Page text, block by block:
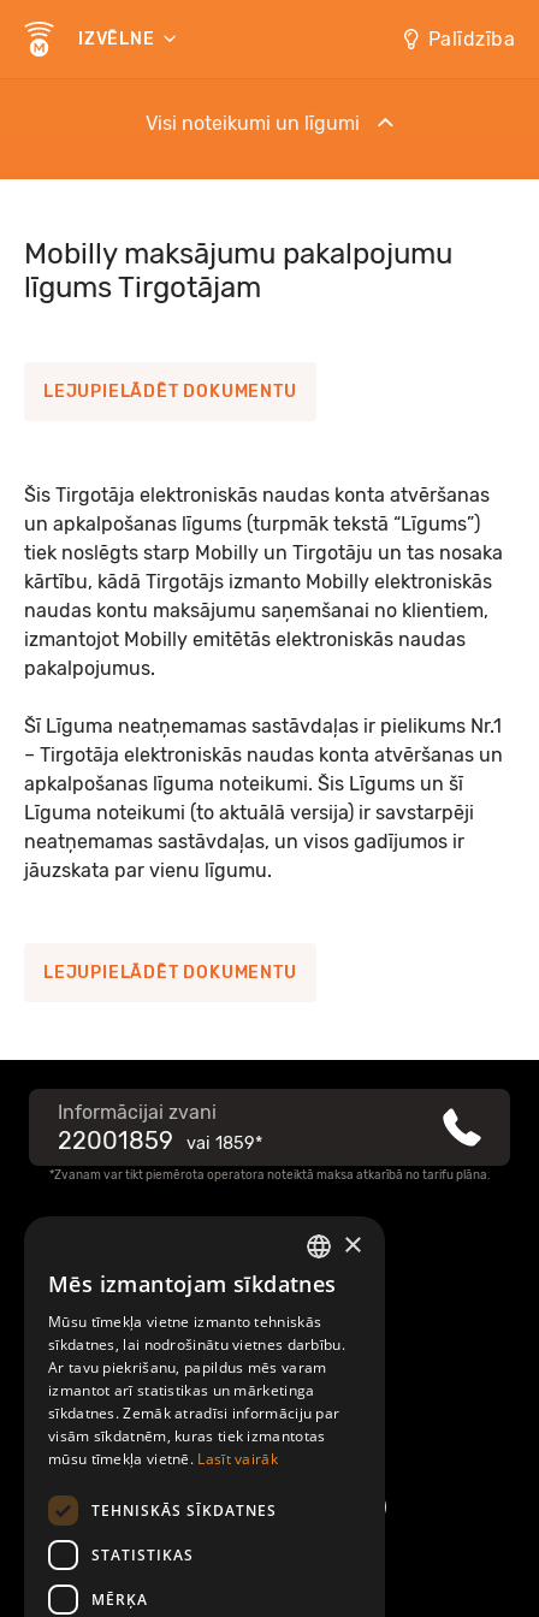
IZVĒLNE Palīdzība
Visi noteikumi un līgumi
Distances līgums launaga apmaksai, Rīga
Mobilly elektroniskās naudas konta atvēršanas un
Mobilly pakalpojumu lietošanas noteikumi
Mobilly maksājumu pakalpojumu līgums
(uzņēmumiem)
Mobilly maksājumu pakalpojumu līguma noteikumi
Mobilly naudas izmaksas veidlapa uzņēmumiem
Tirgotāja līgums
atvēršanas un apkalpošanas noteikumi
Mobilly sadarbības partnera anketa
Informācija par sīkdatņu (cookies) izmantošanu
Pēcapmaksas pakalpojuma saņemšanas noteikumi
Datu subjekta pieprasījuma veidlapa
Mobilly naudas izmaksas veidlapa
Mobilly konta slēgšanas veidlapa
Mobilly maksājumu pakalpojumu
līgums Tirgotājam
LEJUPIELĀDĒT DOKUMENTU
Šis Tirgotāja elektroniskās naudas konta atvēršanas
un apkalpošanas līgums (turpmāk tekstā “Līgums”)
tiek noslēgts starp Mobilly un Tirgotāju un tas nosaka
kārtību, kādā Tirgotājs izmanto Mobilly elektroniskās
naudas kontu maksājumu saņemšanai no klientiem,
izmantojot Mobilly emitētās elektroniskās naudas
pakalpojumus.
Šī Līguma neatņemamas sastāvdaļas ir pielikums Nr.1
– Tirgotāja elektroniskās naudas konta atvēršanas un
apkalpošanas līguma noteikumi. Šis Līgums un šī
Līguma noteikumi (to aktuālā versija) ir savstarpēji
neatņemamas sastāvdaļas, un visos gadījumos ir
jāuzskata par vienu līgumu.
LEJUPIELĀDĒT DOKUMENTU
Informācijai zvani
22001859 vai 1859*
*Zvanam var tikt piemērota operatora noteiktā maksa atkarībā no tarifu plāna.
Par Mobilly
Noteikumi un līgumi
Kontakti
LATVIAN
ENGLISH
×
Mēs izmantojam sīkdatnes
Mūsu tīmekļa vietne izmanto tehniskās
sīkdatnes, lai nodrošinātu vietnes darbību.
Ar tavu piekrišanu, papildus mēs varam
izmantot arī statistikas un mārketinga
sīkdatnes. Zemāk atradīsi informāciju par
visām sīkdatnēm, kuras tiek izmantotas
mūsu tīmekļa vietnē. Lasīt vairāk
TEHNISKĀS SĪKDATNES
STATISTIKAS
MĒRĶA